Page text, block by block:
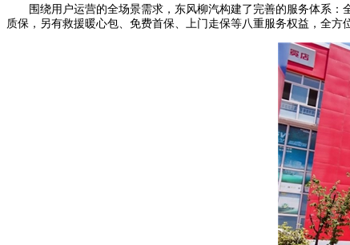
围绕用户运营的全场景需求，东风柳汽构建了完善的服务体系
质保，另有救援暖心包、免费首保、上门走保等八重服务权益，全方